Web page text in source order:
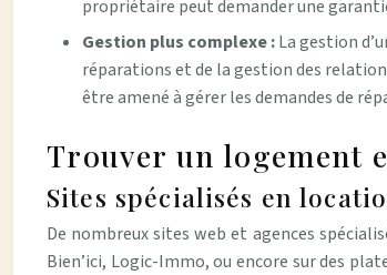
propriétaire peut demander une
Gestion plus complexe :La gestion
réparations et de la gestion des
être amené à gérer les demandes de
Trouver un logement
Sites spécialisés en
De nombreux sites web et agences
Bien’ici, Logic-Immo, ou encore sur des